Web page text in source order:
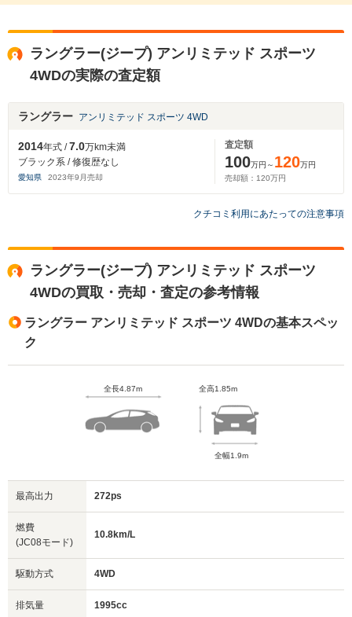
ラングラー(ジープ) アンリミテッド スポーツ
4WDの実際の査定額
ラングラー アンリミテッド スポーツ 4WD
2014年式 /7.0万km未満
ブラック系 / 修復歴なし
愛知県 2023年9 月売却
査定額
100万円～ 120万円
売却額： 120万円
クチコミ利用にあたっての注意事項
ラングラー(ジープ) アンリミテッド スポーツ
4WDの買取・売却・査定の参考情報
ラングラー アンリミテッド スポーツ 4WDの基本スペッ
ク
全長4.87m 全高1.85m
全幅1.9m
最高出力 272ps
燃費
(JC08モード)
10.8km/L
駆動方式 4WD
排気量 1995cc